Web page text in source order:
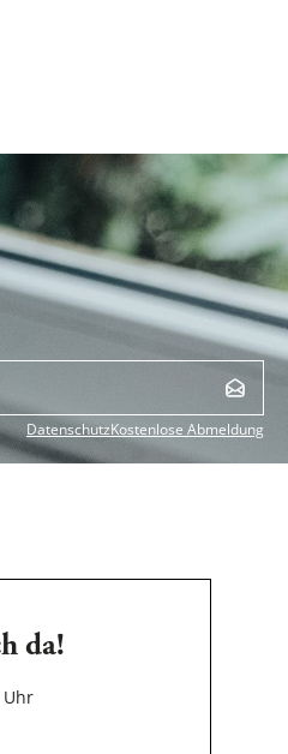
DatenschutzKostenlose Abmeldung
da!
Uhr